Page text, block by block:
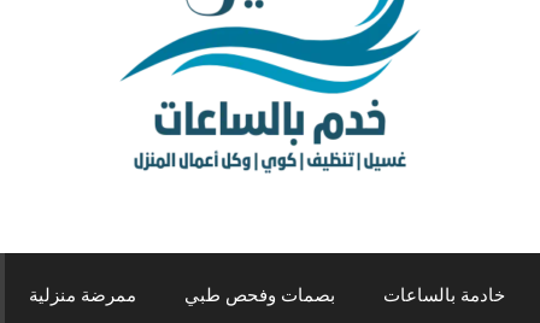
خادمة بالساعات بصمات وفحص طبي ممرضة منزلية